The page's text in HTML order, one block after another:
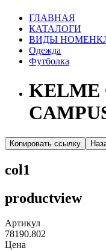
ГЛАВНАЯ
КАТАЛОГИ
ВИДЫ
Одежда
Футболка
KELME
Копировать ссылку
col1
productview
Артикул
78190.802
Цена